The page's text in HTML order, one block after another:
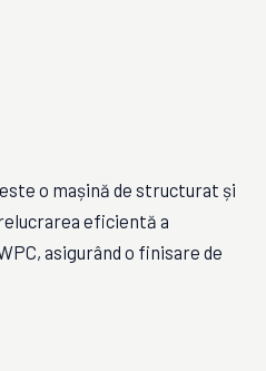
o mașină de structurat și
eficientă a
asigurând o finisare de